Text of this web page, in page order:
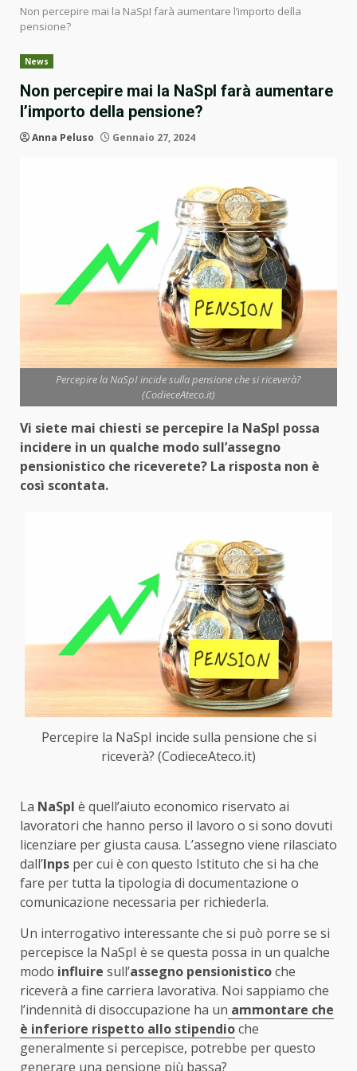
Non percepire mai la NaSpI farà aumentare l’importo della
pensione?
News
Non percepire mai la NaSpI farà aumentare
l’importo della pensione?
Anna Peluso Gennaio 27, 2024
Percepire la NaSpI incide sulla pensione che si riceverà?
(CodieceAteco.it)
Vi siete mai chiesti se percepire la NaSpI possa
incidere in un qualche modo sull’assegno
pensionistico che riceverete? La risposta non è
così scontata.
Percepire la NaSpI incide sulla pensione che si
riceverà? (CodieceAteco.it)
La NaSpI è quell’aiuto economico riservato ai
lavoratori che hanno perso il lavoro o si sono dovuti
licenziare per giusta causa. L’assegno viene rilasciato
dall’Inps per cui è con questo Istituto che si ha che
fare per tutta la tipologia di documentazione o
comunicazione necessaria per richiederla.
Un interrogativo interessante che si può porre se si
percepisce la NaSpI è se questa possa in un qualche
modo influire sull’assegno pensionisticoche
riceverà a fine carriera lavorativa. Noi sappiamo che
l’indennità di disoccupazione ha un ammontare che
è inferiore rispetto allo stipendioche
generalmente si percepisce, potrebbe per questo
generare una pensione più bassa?